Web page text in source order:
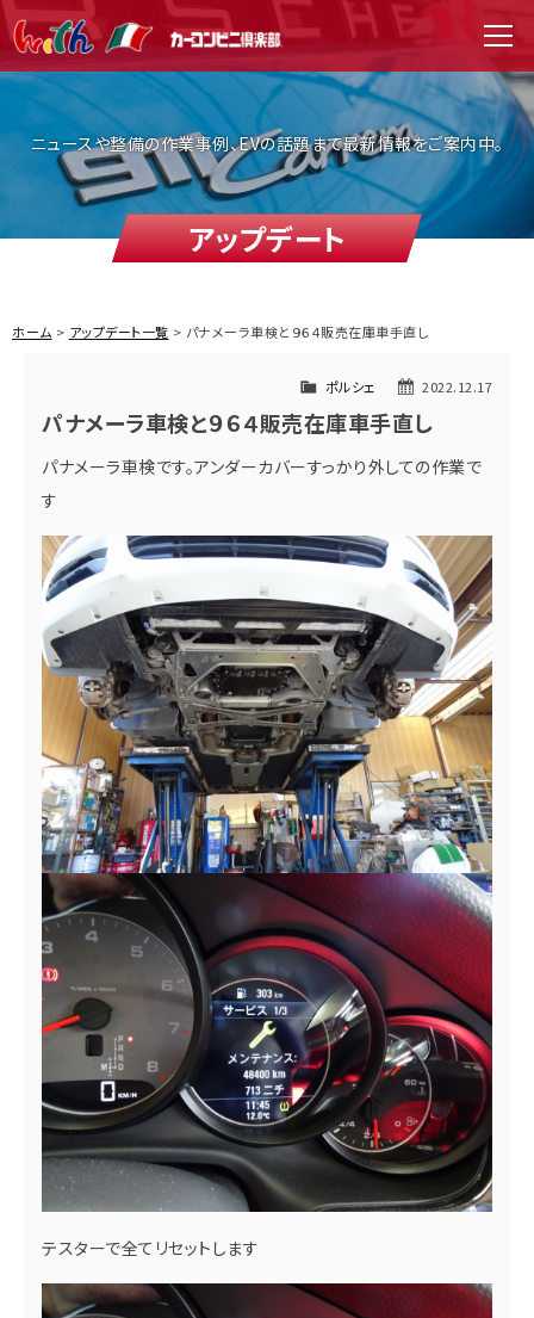
WITH（ウィズ） menu
ニュースや整備の作業事例、EVの話題まで最新情報をご案内中。
アップデート
ホーム アップデート一覧 パナメーラ車検と９６４販売在庫車手直し
2022.12.17
ポルシェ
パナメーラ車検と９６４販売在庫車手直し
パナメーラ車検です。アンダーカバーすっかり外しての作業で
す
テスターで全てリセットします